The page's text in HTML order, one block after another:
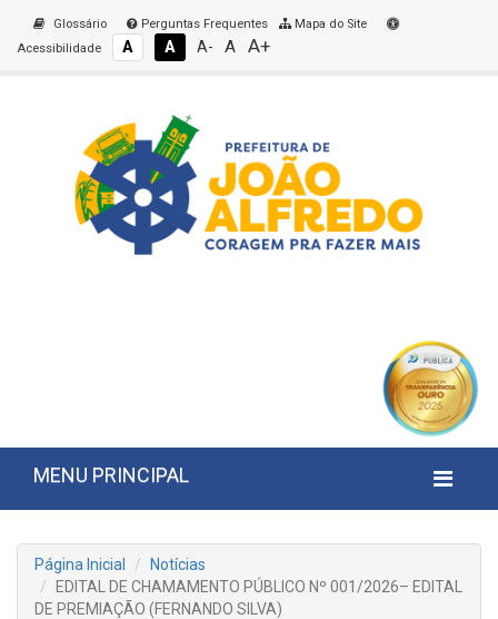
Glossário Perguntas Frequentes
Mapa do Site
Acessibilidade
A A A- A A+
MENU PRINCIPAL
Página Inicial
Notícias
EDITAL DE CHAMAMENTO PÚBLICO Nº 001/2026– EDITAL
DE PREMIAÇÃO (FERNANDO SILVA)